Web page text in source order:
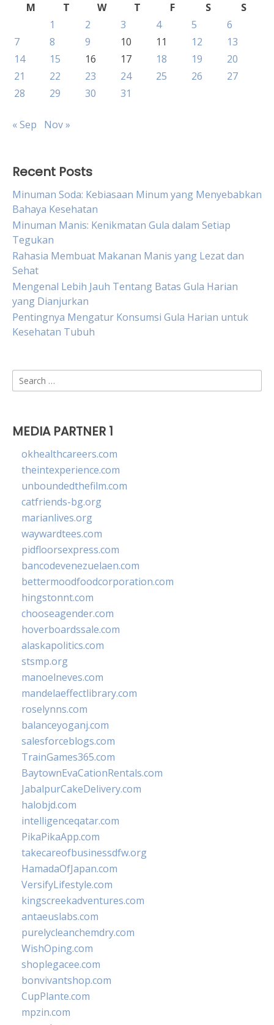
M
T W T F S
S
1
2 3 4 5
6
7
8 9 10 11 12
13
14
15 16 17 18 19
20
21
22 23 24 25 26
27
28
29 30 31
« Sep Nov »
Recent Posts
Minuman Soda: Kebiasaan Minum yang Menyebabkan
Bahaya Kesehatan
Minuman Manis: Kenikmatan Gula dalam Setiap
Tegukan
Rahasia Membuat Makanan Manis yang Lezat dan
Sehat
Mengenal Lebih Jauh Tentang Batas Gula Harian
yang Dianjurkan
Pentingnya Mengatur Konsumsi Gula Harian untuk
Kesehatan Tubuh
Search
for:
MEDIA PARTNER 1
okhealthcareers.com
theintexperience.com
unboundedthefilm.com
catfriends-bg.org
marianlives.org
waywardtees.com
pidfloorsexpress.com
bancodevenezuelaen.com
bettermoodfoodcorporation.com
hingstonnt.com
chooseagender.com
hoverboardssale.com
alaskapolitics.com
stsmp.org
manoelneves.com
mandelaeffectlibrary.com
roselynns.com
balanceyoganj.com
salesforceblogs.com
TrainGames365.com
BaytownEvaCationRentals.com
JabalpurCakeDelivery.com
halobjd.com
intelligenceqatar.com
PikaPikaApp.com
takecareofbusinessdfw.org
HamadaOfJapan.com
VersifyLifestyle.com
kingscreekadventures.com
antaeuslabs.com
purelycleanchemdry.com
WishOping.com
shoplegacee.com
bonvivantshop.com
CupPlante.com
mpzin.com